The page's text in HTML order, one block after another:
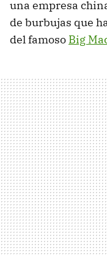
una empresa
de burbujas que
del famoso Big